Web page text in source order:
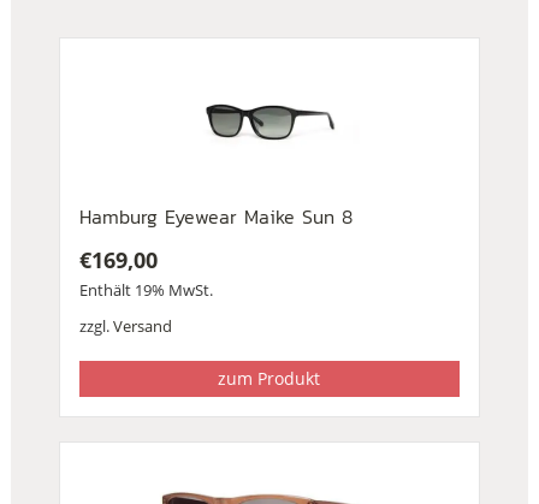
Hamburg Eyewear Maike Sun 8
€169,00
Enthält 19% MwSt.
zzgl.Versand
zum Produkt